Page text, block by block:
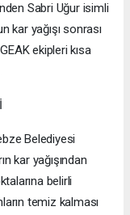
Sabri Uğur isimli
kar yağışı sonrası
ekipleri kısa
Belediyesi
kar yağışından
belirli
temiz kalması